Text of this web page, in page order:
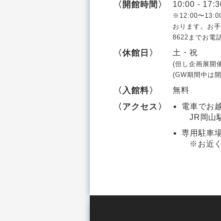
〈開館時間〉 10:00 -
※12:00〜
おります。お
8622までお電
〈休館日〉 土・祝
(但し企画展開
(GW期間中は
〈入館料〉 無料
〈アクセス〉
電車でお
JR岡山
専用駐車
※お近